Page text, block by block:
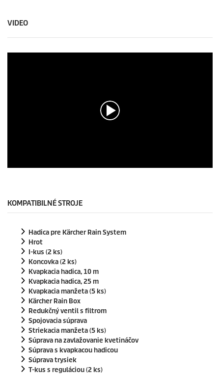
VIDEO
o
KOMPATIBILNÉ STROJE
Hadica pre Kärcher Rain System
Hrot
I-kus (2 ks)
Koncovka (2 ks)
Kvapkacia hadica, 10 m
Kvapkacia hadica, 25 m
Kvapkacia manžeta (5 ks)
Kärcher Rain Box
Redukčný ventil s filtrom
Spojovacia súprava
Striekacia manžeta (5 ks)
Súprava na zavlažovanie kvetináčov
Súprava s kvapkacou hadicou
Súprava trysiek
T-kus s reguláciou (2 ks)